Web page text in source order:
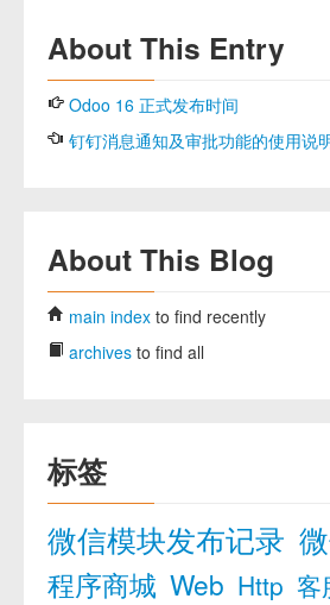
About This Entry
Odoo 16 正式发布时间
钉钉消息通知及审批功能的使用说
About This Blog
main index to find recently
archives to find all
标签
微信模块发布记录
程序商城 Web Http 客